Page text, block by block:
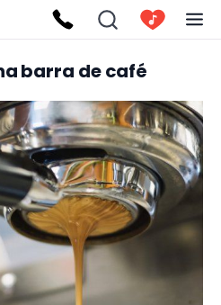
barra de café